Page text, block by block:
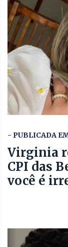
- PUBLICADA
Virginia
CPI das
você é